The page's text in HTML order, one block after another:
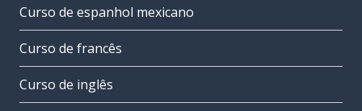
Curso de espanhol mexicano
Curso de francês
Curso de inglês